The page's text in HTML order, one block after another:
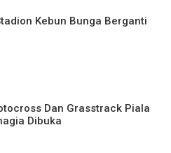
Kebun Bunga Berganti
Dan Grasstrack Piala
Dibuka